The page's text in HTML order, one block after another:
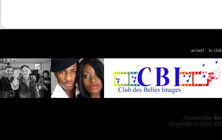
accueil \ le club
Powered by
Copyright © 2002-